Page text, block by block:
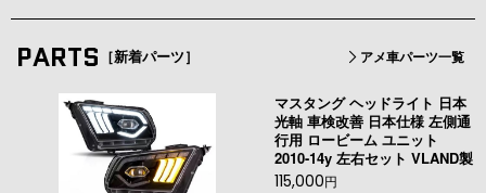
PARTS ［新着パーツ］ アメ車パーツ一覧
マスタング ヘッドライト 日本
光軸 車検改善 日本仕様 左側通
行用 ロービーム ユニット
2010-14y 左右セット VLAND製
115,000円